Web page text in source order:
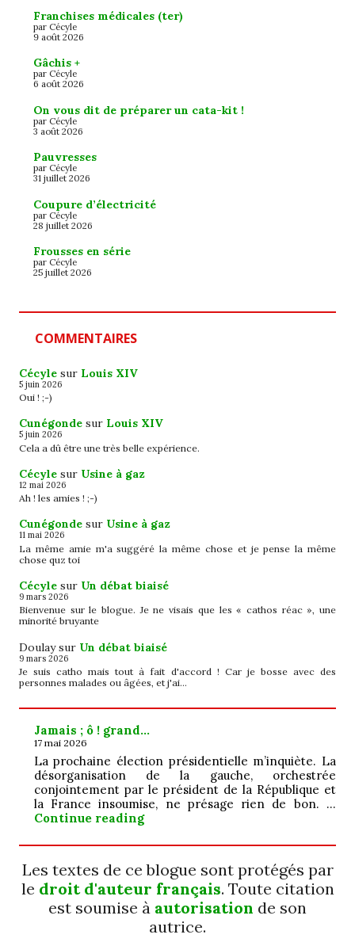
Franchises médicales (ter)
par Cécyle
9 août 2026
Gâchis +
par Cécyle
6 août 2026
On vous dit de préparer un cata-kit !
par Cécyle
3 août 2026
Pauvresses
par Cécyle
31 juillet 2026
Coupure d’électricité
par Cécyle
28 juillet 2026
Frousses en série
par Cécyle
25 juillet 2026
COMMENTAIRES
Cécyle sur Louis XIV
5 juin 2026
Oui ! ;-)
Cunégonde sur Louis XIV
5 juin 2026
Cela a dû être une très belle expérience.
Cécyle sur Usine à gaz
12 mai 2026
Ah ! les amies ! ;-)
Cunégonde sur Usine à gaz
11 mai 2026
La même amie m'a suggéré la même chose et je pense la même
chose quz toi
Cécyle sur Un débat biaisé
9 mars 2026
Bienvenue sur le blogue. Je ne visais que les « cathos réac », une
minorité bruyante
Doulaysur Un débat biaisé
9 mars 2026
Je suis catho mais tout à fait d'accord ! Car je bosse avec des
personnes malades ou âgées, et j'ai…
Jamais ; ô ! grand…
17 mai 2026
La prochaine élection présidentielle m’inquiète. La
désorganisation de la gauche, orchestrée
conjointement par le président de la République et
la France insoumise, ne présage rien de bon. …
Continue readingJamais ; ô ! grand…
Les textes de ce blogue sont protégés par
le droit d'auteur français. Toute citation
est soumise à autorisation de son
autrice.